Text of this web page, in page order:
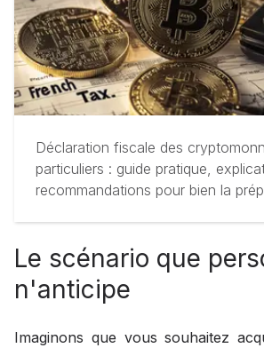
Déclaration fiscale des
particuliers : guide pratique,
recommandations pour bien la
Le scénario que
n'anticipe
Imaginons que vous souhaitez